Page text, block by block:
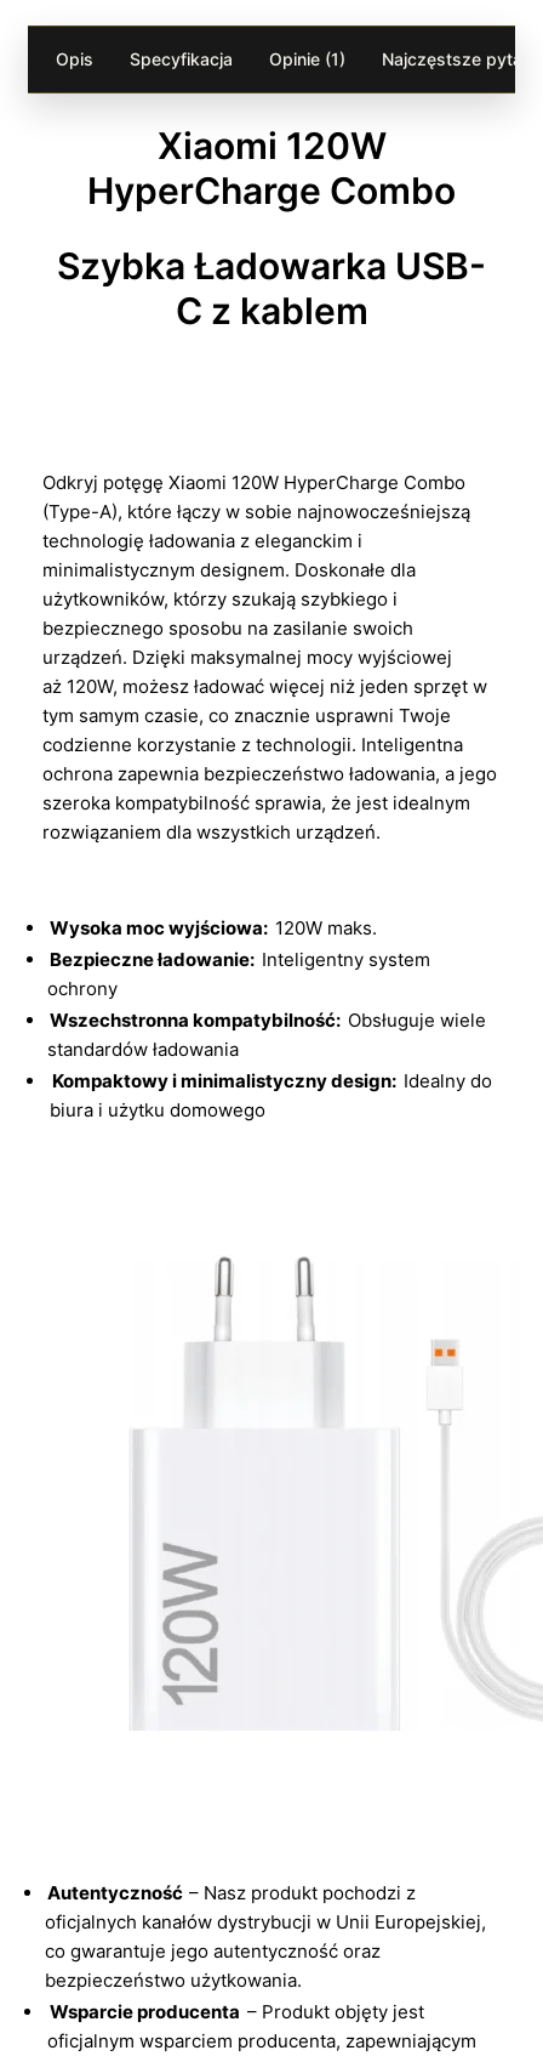
Opis Specyfikacja Opinie (1) Najczęstsze
Xiaomi 120W
HyperCharge Combo
Szybka Ładowarka USB-
C z kablem
Odkryj potęgę Xiaomi 120W HyperCharge Combo
(Type-A), które łączy w sobie najnowocześniejszą
technologię ładowania z eleganckim i
minimalistycznym designem. Doskonałe dla
użytkowników, którzy szukają szybkiego i
bezpiecznego sposobu na zasilanie swoich
urządzeń. Dzięki maksymalnej mocy wyjściowej
aż 120W, możesz ładować więcej niż jeden sprzęt w
tym samym czasie, co znacznie usprawni Twoje
codzienne korzystanie z technologii. Inteligentna
ochrona zapewnia bezpieczeństwo ładowania, a jego
szeroka kompatybilność sprawia, że jest idealnym
rozwiązaniem dla wszystkich urządzeń.
Wysoka moc wyjściowa: 120W maks.
Bezpieczne ładowanie: Inteligentny system
ochrony
Wszechstronna kompatybilność: Obsługuje wiele
standardów ładowania
Kompaktowy i minimalistyczny design: Idealny do
biura i użytku domowego
Autentyczność – Nasz produkt pochodzi z
oficjalnych kanałów dystrybucji w Unii Europejskiej,
co gwarantuje jego autentyczność oraz
bezpieczeństwo użytkowania.
Wsparcie producenta – Produkt objęty jest
oficjalnym wsparciem producenta, zapewniającym